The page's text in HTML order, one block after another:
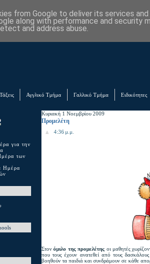
Τάξεις Αγγλικό Τμήμα Γαλλικό Τμήμα Ειδικότητες
για την
των
Ημέρα
Κυριακή 1 Νοεμβρίου 2009
Προμελέτη
4:36 μ.μ.
Στον όμιλο της προμελέτης οι μαθητές
που τους έχουν ανατεθεί από τους
βοηθούν τα παιδιά και συνδράμουν σε κάθε
from Google to deliver its services
along with performance and security
and address abuse.